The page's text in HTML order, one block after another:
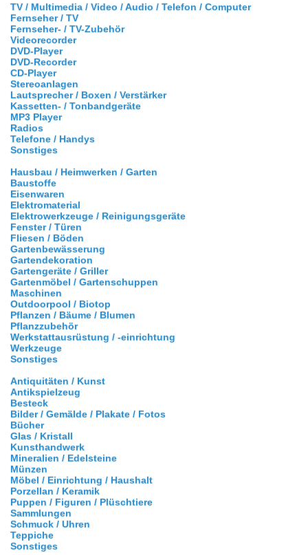
TV / Multimedia / Video / Audio / Telefon / Computer
Fernseher / TV
Fernseher- / TV-Zubehör
Videorecorder
DVD-Player
DVD-Recorder
CD-Player
Stereoanlagen
Lautsprecher / Boxen / Verstärker
Kassetten- / Tonbandgeräte
MP3 Player
Radios
Telefone / Handys
Sonstiges
Hausbau / Heimwerken / Garten
Baustoffe
Eisenwaren
Elektromaterial
Elektrowerkzeuge / Reinigungsgeräte
Fenster / Türen
Fliesen / Böden
Gartenbewässerung
Gartendekoration
Gartengeräte / Griller
Gartenmöbel / Gartenschuppen
Maschinen
Outdoorpool / Biotop
Pflanzen / Bäume / Blumen
Pflanzzubehör
Werkstattausrüstung / -einrichtung
Werkzeuge
Sonstiges
Antiquitäten / Kunst
Antikspielzeug
Besteck
Bilder / Gemälde / Plakate / Fotos
Bücher
Glas / Kristall
Kunsthandwerk
Mineralien / Edelsteine
Münzen
Möbel / Einrichtung / Haushalt
Porzellan / Keramik
Puppen / Figuren / Plüschtiere
Sammlungen
Schmuck / Uhren
Teppiche
Sonstiges